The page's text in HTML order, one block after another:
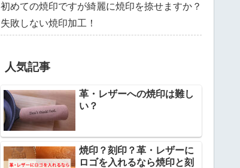
初めての焼印ですが綺麗に焼印を捺せますか？
失敗しない焼印加工！
人気記事
革・レザーへの焼印は難し
い？
焼印？刻印？革・レザーに
ロゴを入れるなら焼印と刻